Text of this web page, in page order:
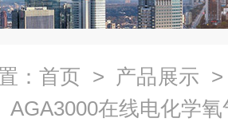
： 首页 > 产品展示
AGA3000在线电化学氧